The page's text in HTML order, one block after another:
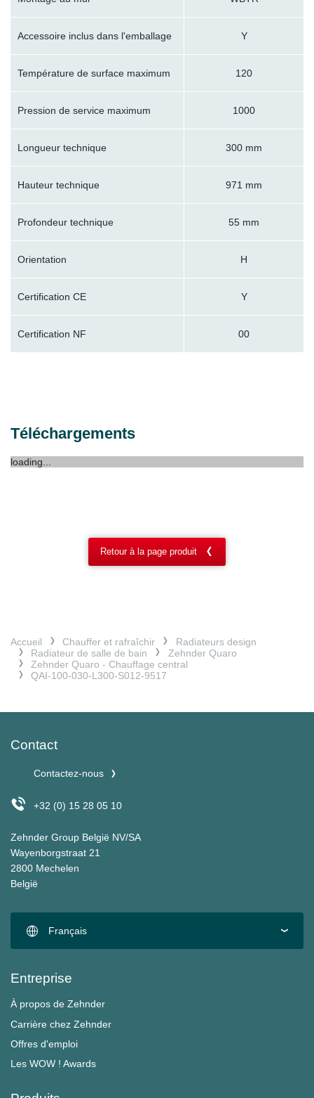
Accessoire inclus dans l'emballage Y
Température de surface maximum 120
Pression de service maximum 1000
Longueur technique 300 mm
Hauteur technique 971 mm
Profondeur technique 55 mm
Orientation H
Certification CE Y
Certification NF 00
Téléchargements
loading...
Retour à la page produit
Accueil Chauffer et rafraîchir
Radiateurs design
Radiateur de salle de bain
Zehnder Quaro
Zehnder Quaro - Chauffage central
QAI-100-030-L300-S012-9517
Contact
Contactez-nous
+32 (0) 15 28 05 10
Zehnder Group België NV/SA
Wayenborgstraat 21
2800 Mechelen
België
Français
Entreprise
À propos de Zehnder
Carrière chez Zehnder
Offres d'emploi
Les WOW ! Awards